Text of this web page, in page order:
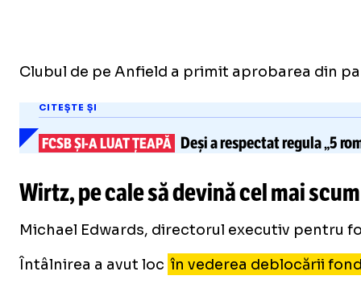
Clubul de pe Anfield a primit aprobarea din
CITEȘTE ȘI
FCSBȘI-ALUAT ȚEAPĂ Deși a respectat regula „5
Wirtz, pe cale să devină cel mai
Michael Edwards, directorul executiv pentru
Întâlnirea a avut loc în vederea deblocării